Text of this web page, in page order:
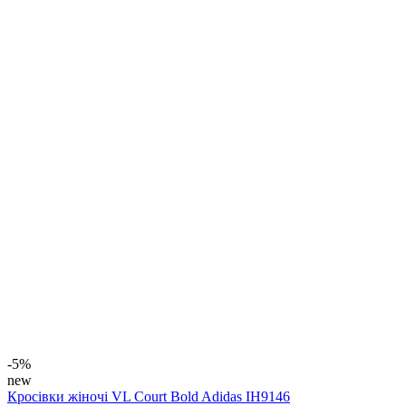
-5%
new
Кросівки жіночі VL Court Bold Adidas IH9146